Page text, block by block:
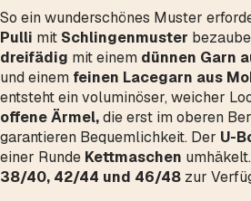
So ein wunderschönes Muster
Pulli mit Schlingenmuster
dreifädig mit einem dünnen Garn
und einem feinen Lacegarn aus
entsteht ein voluminöser, weicher
offene Ärmel,die erst im oberen
garantieren Bequemlichkeit. Der U-
einer Runde Kettmaschen
38/40, 42/44 und 46/48 zur